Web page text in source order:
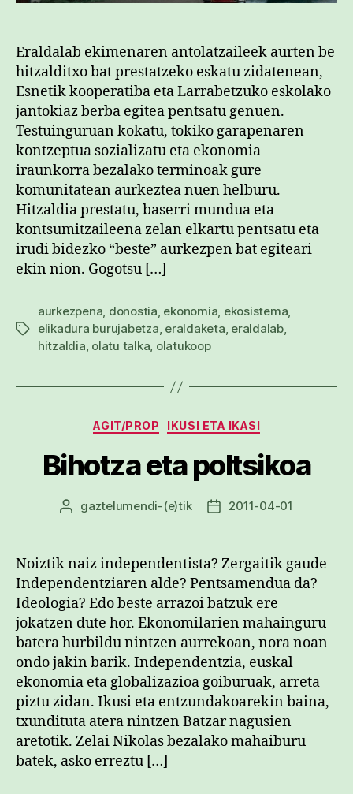
Eraldalab ekimenaren antolatzaileek aurten be
hitzalditxo bat prestatzeko eskatu zidatenean,
Esnetik kooperatiba eta Larrabetzuko eskolako
jantokiaz berba egitea pentsatu genuen.
Testuinguruan kokatu, tokiko garapenaren
kontzeptua sozializatu eta ekonomia
iraunkorra bezalako terminoak gure
komunitatean aurkeztea nuen helburu.
Hitzaldia prestatu, baserri mundua eta
kontsumitzaileena zelan elkartu pentsatu eta
irudi bidezko “beste” aurkezpen bat egiteari
ekin nion. Gogotsu […]
Etiketak
aurkezpena, donostia, ekonomia, ekosistema,
elikadura burujabetza, eraldaketa, eraldalab,
hitzaldia, olatu talka, olatukoop
Kategoriak
AGIT/PROP IKUSI ETA IKASI
Bihotza eta poltsikoa
Argitalpenaren
gaztelumendi-(e)tik
Argitalpenaren
2011-04-01
Noiztik naiz independentista? Zergaitik gaude
Independentziaren alde? Pentsamendua da?
Ideologia? Edo beste arrazoi batzuk ere
jokatzen dute hor. Ekonomilarien mahainguru
batera hurbildu nintzen aurrekoan, nora noan
ondo jakin barik. Independentzia, euskal
ekonomia eta globalizazioa goiburuak, arreta
piztu zidan. Ikusi eta entzundakoarekin baina,
txundituta atera nintzen Batzar nagusien
aretotik. Zelai Nikolas bezalako mahaiburu
batek, asko erreztu […]